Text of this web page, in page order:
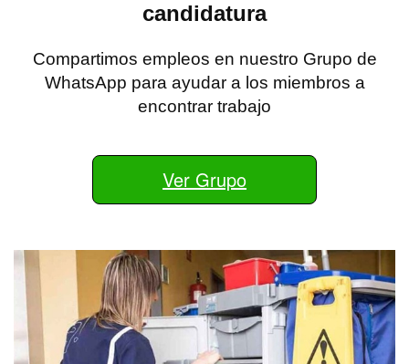
candidatura
Compartimos empleos en nuestro Grupo de
WhatsApp para ayudar a los miembros a
encontrar trabajo
Ver Grupo